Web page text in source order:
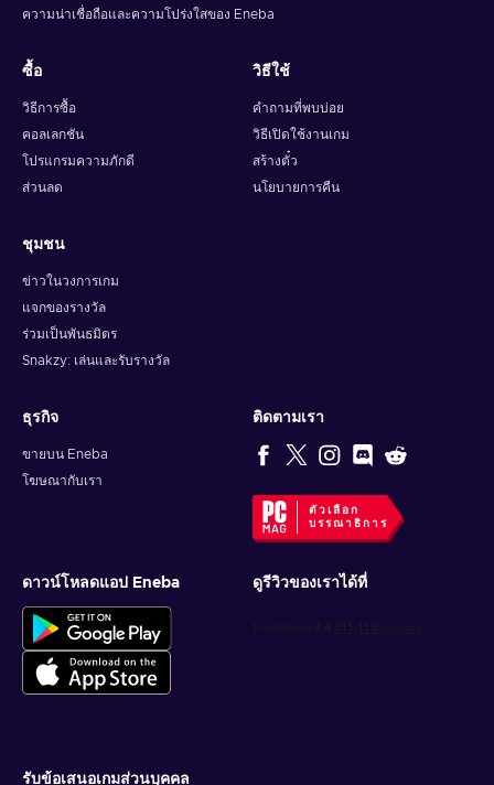
ความน่าเชื่อถือและความโปร่งใสของ Eneba
ซื้อ
วิธีการซื้อ
คอลเลกชัน
โปรแกรมความภักดี
ส่วนลด
วิธีใช้
คำถามที่พบบ่อย
วิธีเปิดใช้งานเกม
สร้างตั๋ว
นโยบายการคืน
ชุมชน
ข่าวในวงการเกม
แจกของรางวัล
ร่วมเป็นพันธมิตร
Snakzy: เล่นและรับรางวัล
ธุรกิจ
ขายบน Eneba
โฆษณากับเรา
ติดตามเรา
ตัวเลือก
บรรณาธิการ
ดาวน์โหลดแอป Eneba ดูรีวิวของเราได้ที่
รับข้อเสนอเกมส่วนบุคคล